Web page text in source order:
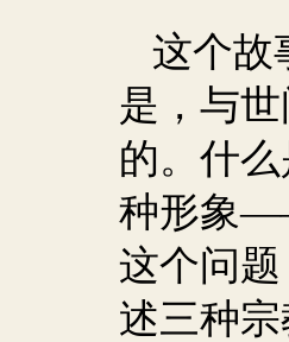
这个故
是，与
的。什
种形象
这个问
述三种